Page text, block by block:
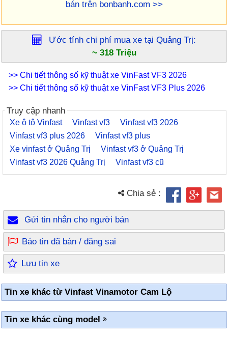
bán trên bonbanh.com >>
Ước tính chi phí mua xe tại Quảng Trị:
~ 318 Triệu
>> Chi tiết thông số kỹ thuật xe VinFast VF3 2026
>> Chi tiết thông số kỹ thuật xe VinFast VF3 Plus 2026
Truy cập nhanh
Xe ô tô Vinfast Vinfast vf3
Vinfast vf3 2026
Vinfast vf3 plus 2026
Vinfast vf3 plus
Xe vinfast ở Quảng Trị
Vinfast vf3 ở Quảng Trị
Vinfast vf3 2026 Quảng Trị
Vinfast vf3 cũ
Chia sẻ :
Gửi tin nhắn cho người bán
Báo tin đã bán / đăng sai
Lưu tin xe
Tin xe khác từ Vinfast Vinamotor Cam Lộ
Tin xe khác cùng model